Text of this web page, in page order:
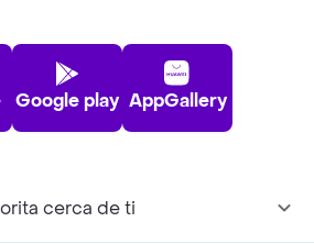
Google play AppGallery
cerca de ti